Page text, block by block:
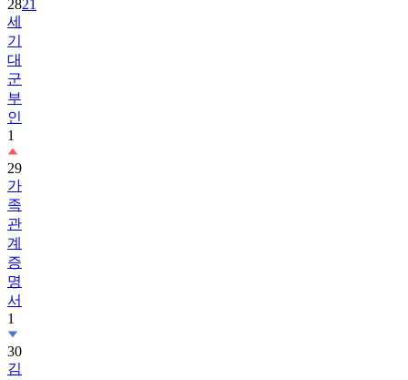
2821
세
기
대
군
부
인
1
29
가
족
관
계
증
명
서
1
30
김